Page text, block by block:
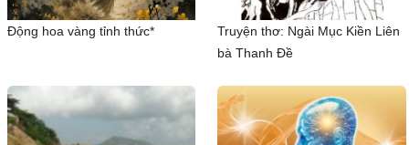
Động hoa vàng tỉnh thức*
Truyện thơ: Ngài Mục Kiền Liên
bà Thanh Đề